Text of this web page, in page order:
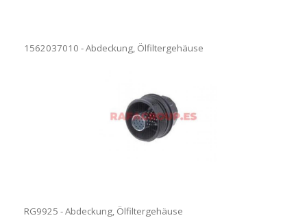
1562037010 - Abdeckung, Ölfiltergehäuse
RG9925 - Abdeckung, Ölfiltergehäuse